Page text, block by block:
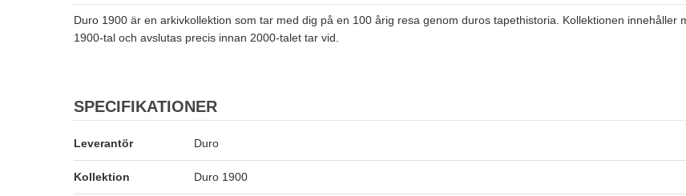
Duro 1900 är en arkivkollektion som tar med dig på en 100 årig resa genom duros tapethistoria. Kollektionen
1900-tal och avslutas precis innan 2000-talet tar vid.
SPECIFIKATIONER
Leverantör Duro
Kollektion Duro 1900